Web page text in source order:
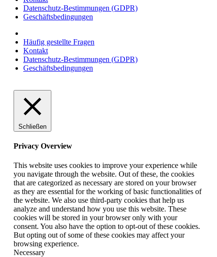
Datenschutz-Bestimmungen (GDPR)
Geschäftsbedingungen
Häufig gestellte Fragen
Kontakt
Datenschutz-Bestimmungen (GDPR)
Geschäftsbedingungen
Schließen
Privacy Overview
This website uses cookies to improve your experience while
you navigate through the website. Out of these, the cookies
that are categorized as necessary are stored on your browser
as they are essential for the working of basic functionalities of
the website. We also use third-party cookies that help us
analyze and understand how you use this website. These
cookies will be stored in your browser only with your
consent. You also have the option to opt-out of these cookies.
But opting out of some of these cookies may affect your
browsing experience.
Necessary